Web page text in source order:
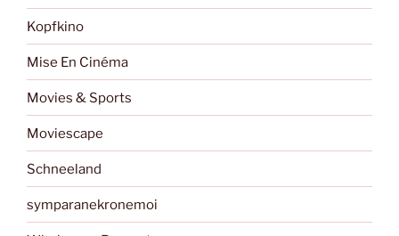
Kopfkino
Mise En Cinéma
Movies & Sports
Moviescape
Schneeland
symparanekronemoi